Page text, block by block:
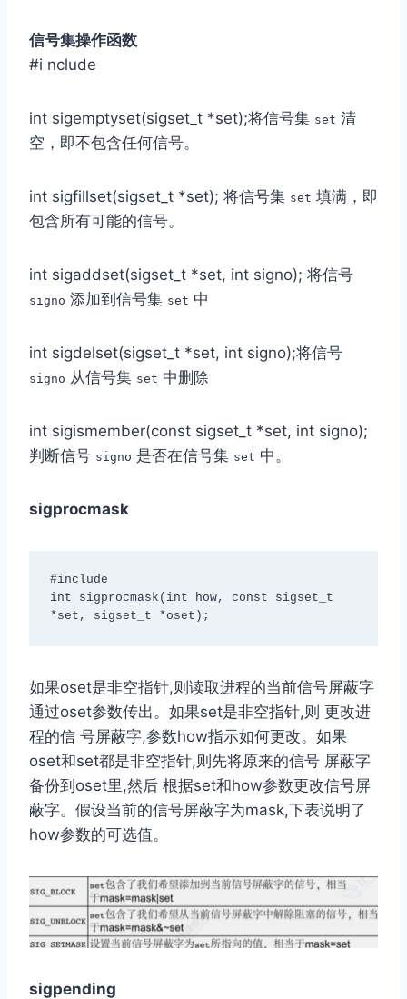
信号集操作函数
#i nclude
int sigemptyset(sigset_t *set);将信号集 set 清
空，即不包含任何信号。
int sigfillset(sigset_t *set); 将信号集 set 填满，即
包含所有可能的信号。
int sigaddset(sigset_t *set, int signo); 将信号
signo 添加到信号集 set 中
int sigdelset(sigset_t *set, int signo);将信号
signo 从信号集 set 中删除
int sigismember(const sigset_t *set, int signo);
判断信号 signo 是否在信号集 set 中。
sigprocmask
#include
int sigprocmask(int how, const sigset_t
*set, sigset_t *oset);
如果oset是⾮空指针,则读取进程的当前信号屏蔽字
通过oset参数传出。如果set是⾮空指针,则 更改进
程的信 号屏蔽字,参数how指⽰如何更改。如果
oset和set都是⾮空指针,则先将原来的信号 屏蔽字
备份到oset⾥,然后 根据set和how参数更改信号屏
蔽字。假设当前的信号屏蔽字为mask,下表说明了
how参数的可选值。
sigpending